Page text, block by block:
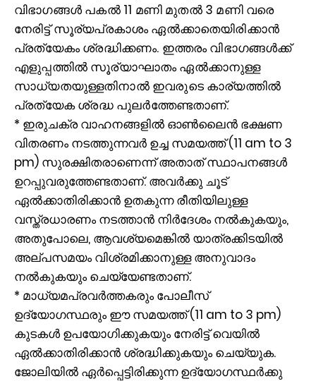
വിഭാഗങ്ങൾ പകൽ 11 മണി മുതൽ 3 മണി വരെ
നേരിട്ട് സൂര്യപ്രകാശം ഏൽക്കാതെയിരിക്കാൻ
പ്രത്യേകം ശ്രദ്ധിക്കണം. ഇത്തരം വിഭാഗങ്ങൾക്ക്
എളുപ്പത്തിൽ സൂര്യാഘാതം ഏൽക്കാനുള്ള
സാധ്യതയുള്ളതിനാൽ ഇവരുടെ കാര്യത്തിൽ
പ്രത്യേക ശ്രദ്ധ പുലർത്തേണ്ടതാണ്.
* ഇരുചക്ര വാഹനങ്ങളിൽ ഓൺലൈൻ ഭക്ഷണ
വിതരണം നടത്തുന്നവർ ഉച്ച സമയത്ത് (11 am to 3
pm) സുരക്ഷിതരാണെന്ന് അതാത് സ്ഥാപനങ്ങൾ
ഉറപ്പുവരുത്തേണ്ടതാണ്. അവർക്കു ചൂട്
ഏൽക്കാതിരിക്കാൻ ഉതകുന്ന രീതിയിലുള്ള
വസ്ത്രധാരണം നടത്താൻ നിർദേശം നൽകുകയും,
അതുപോലെ, ആവശ്യമെങ്കിൽ യാത്രക്കിടയിൽ
അല്പസമയം വിശ്രമിക്കാനുള്ള അനുവാദം
നൽകുകയും ചെയ്യേണ്ടതാണ്.
* മാധ്യമപ്രവർത്തകരും പോലീസ്
ഉദ്യോഗസ്ഥരും ഈ സമയത്ത് (11 am to 3 pm)
കുടകൾ ഉപയോഗിക്കുകയും നേരിട്ട് വെയിൽ
ഏൽക്കാതിരിക്കാൻ ശ്രദ്ധിക്കുകയും ചെയ്യുക.
ജോലിയിൽ ഏർപ്പെട്ടിരിക്കുന്ന ഉദ്യോഗസ്ഥർക്കു